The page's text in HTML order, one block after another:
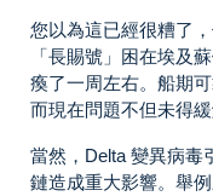
您以為這已經很糟了
「長賜號」困在埃及
瘓了一周左右。船期
而現在問題不但未得
當然，Delta 變異病毒
鏈造成重大影響。舉